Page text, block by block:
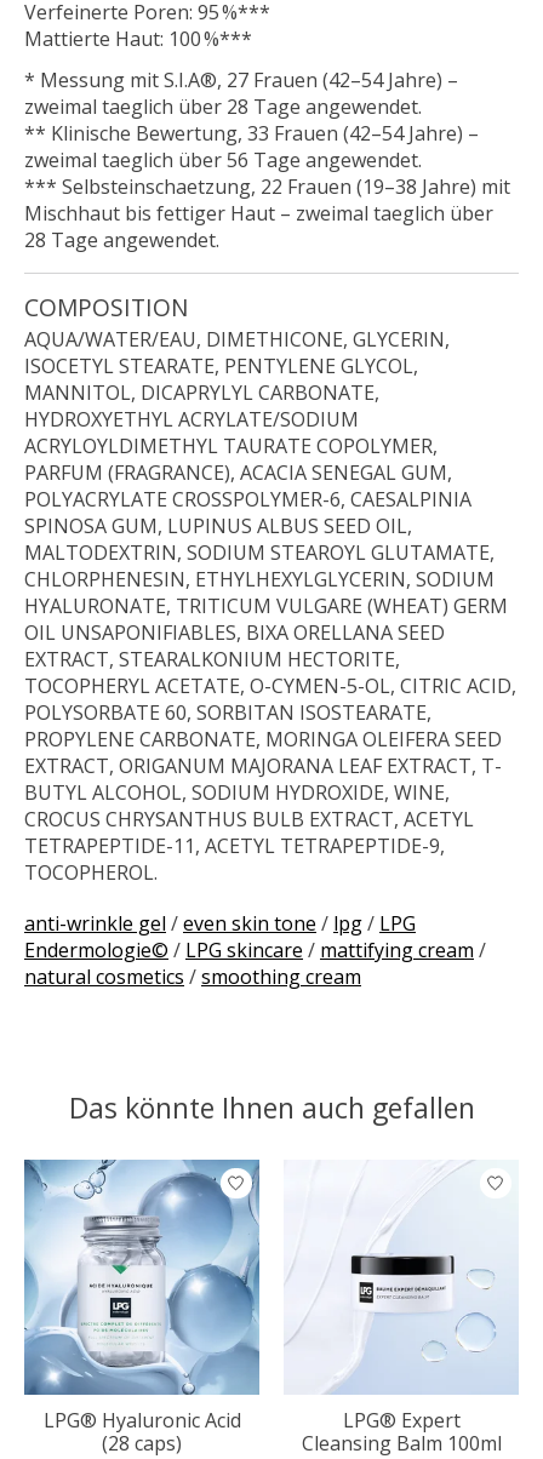
Verfeinerte Poren: 95 %***
Mattierte Haut: 100 %***
* Messung mit S.I.A®, 27 Frauen (42–54 Jahre) –
zweimal taeglich über 28 Tage angewendet.
** Klinische Bewertung, 33 Frauen (42–54 Jahre) –
zweimal taeglich über 56 Tage angewendet.
*** Selbsteinschaetzung, 22 Frauen (19–38 Jahre) mit
Mischhaut bis fettiger Haut – zweimal taeglich über
28 Tage angewendet.
COMPOSITION
AQUA/WATER/EAU, DIMETHICONE, GLYCERIN,
ISOCETYL STEARATE, PENTYLENE GLYCOL,
MANNITOL, DICAPRYLYL CARBONATE,
HYDROXYETHYL ACRYLATE/SODIUM
ACRYLOYLDIMETHYL TAURATE COPOLYMER,
PARFUM (FRAGRANCE), ACACIA SENEGAL GUM,
POLYACRYLATE CROSSPOLYMER-6, CAESALPINIA
SPINOSA GUM, LUPINUS ALBUS SEED OIL,
MALTODEXTRIN, SODIUM STEAROYL GLUTAMATE,
CHLORPHENESIN, ETHYLHEXYLGLYCERIN, SODIUM
HYALURONATE, TRITICUM VULGARE (WHEAT) GERM
OIL UNSAPONIFIABLES, BIXA ORELLANA SEED
EXTRACT, STEARALKONIUM HECTORITE,
TOCOPHERYL ACETATE, O-CYMEN-5-OL, CITRIC ACID,
POLYSORBATE 60, SORBITAN ISOSTEARATE,
PROPYLENE CARBONATE, MORINGA OLEIFERA SEED
EXTRACT, ORIGANUM MAJORANA LEAF EXTRACT, T-
BUTYL ALCOHOL, SODIUM HYDROXIDE, WINE,
CROCUS CHRYSANTHUS BULB EXTRACT, ACETYL
TETRAPEPTIDE-11, ACETYL TETRAPEPTIDE-9,
TOCOPHEROL.
anti-wrinkle gel /even skin tone / lpg/ LPG
Endermologie© / LPG skincare / mattifying cream /
natural cosmetics /smoothing cream
Das könnte Ihnen auch gefallen
Produkt-Karussell-Artikel
LPG® Hyaluronic Acid
(28 caps)
LPG® Expert
Cleansing Balm 100ml